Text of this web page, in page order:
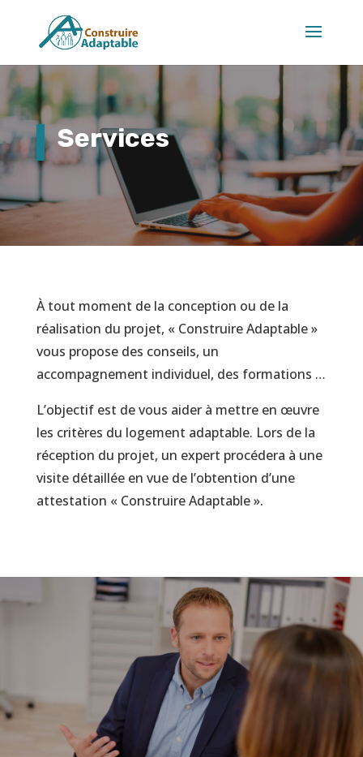
Services
À tout moment de la conception ou de la
réalisation du projet, « Construire Adaptable »
vous propose des conseils, un
accompagnement individuel, des formations …
L’objectif est de vous aider à mettre en œuvre
les critères du logement adaptable. Lors de la
réception du projet, un expert procédera à une
visite détaillée en vue de l’obtention d’une
attestation « Construire Adaptable ».